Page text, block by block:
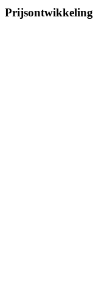
Prijsontwikkeling